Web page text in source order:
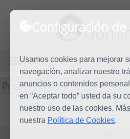
Configuración de
Usamos cookies para mejorar
navegación, analizar nuestro
anuncios o contenidos
en “Aceptar todo” usted da su
nuestro uso de las cookies.
nuestra Política de Cookies.
MENÚ
Predicación
L M X J